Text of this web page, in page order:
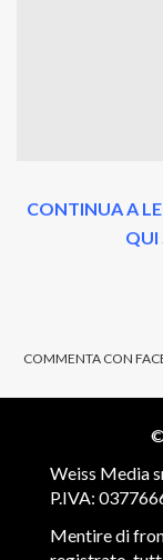
CONTINUA A
QUI
COMMENTA CON
Weiss Media
P.IVA:
Mentire di